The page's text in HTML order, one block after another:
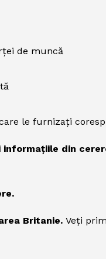
de muncă
le furnizați
informațiile din
Britanie. Veți